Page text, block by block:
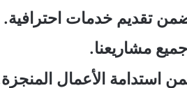
تقديم خدمات احترافية.
مشاريعنا.
استدامة الأعمال